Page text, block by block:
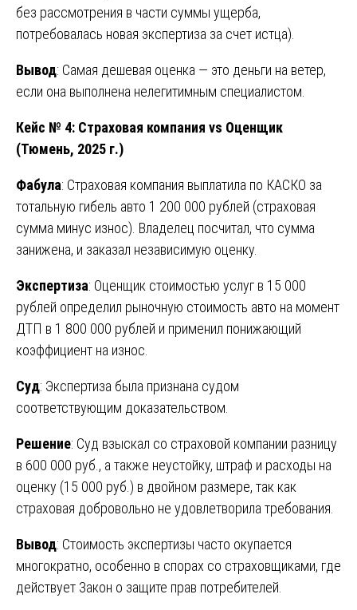
без рассмотрения в части суммы ущерба,
потребовалась новая экспертиза за счет истца).
Вывод: Самая дешевая оценка — это деньги на ветер,
если она выполнена нелегитимным специалистом.
Кейс № 4: Страховая компания vs Оценщик
(Тюмень, 2025 г.)
Фабула: Страховая компания выплатила по КАСКО за
тотальную гибель авто 1 200 000 рублей (страховая
сумма минус износ). Владелец посчитал, что сумма
занижена, и заказал независимую оценку.
Экспертиза: Оценщик стоимостью услуг в 15 000
рублей определил рыночную стоимость авто на момент
ДТП в 1 800 000 рублей и применил понижающий
коэффициент на износ.
Суд: Экспертиза была признана судом
соответствующим доказательством.
Решение: Суд взыскал со страховой компании разницу
в 600 000 руб., а также неустойку, штраф и расходы на
оценку (15 000 руб.) в двойном размере, так как
страховая добровольно не удовлетворила требования.
Вывод: Стоимость экспертизы часто окупается
многократно, особенно в спорах со страховщиками, где
действует Закон о защите прав потребителей.